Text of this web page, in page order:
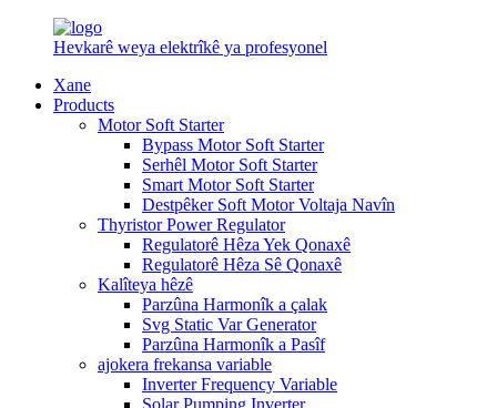
Hevkarê weya elektrîkê ya profesyonel
Xane
Products
Motor Soft Starter
Bypass Motor Soft Starter
Serhêl Motor Soft Starter
Smart Motor Soft Starter
Destpêker Soft Motor Voltaja Navîn
Thyristor Power Regulator
Regulatorê Hêza Yek Qonaxê
Regulatorê Hêza Sê Qonaxê
Kalîteya hêzê
Parzûna Harmonîk a çalak
Svg Static Var Generator
Parzûna Harmonîk a Pasîf
ajokera frekansa variable
Inverter Frequency Variable
Solar Pumping Inverter